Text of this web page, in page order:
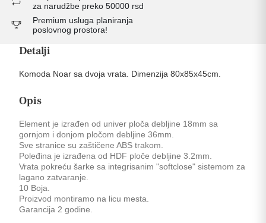
za narudžbe preko 50000 rsd
Premium usluga planiranja
poslovnog prostora!
Detalji
Komoda Noar sa dvoja vrata. Dimenzija 80x85x45cm.
Opis
Element je izrađen od univer ploča debljine 18mm sa
gornjom i donjom pločom debljine 36mm.
Sve stranice su zaštičene ABS trakom.
Poleđina je izrađena od HDF ploče debljine 3.2mm.
Vrata pokreću šarke sa integrisanim "softclose" sistemom za
lagano zatvaranje.
10 Boja.
Proizvod montiramo na licu mesta.
Garancija 2 godine.